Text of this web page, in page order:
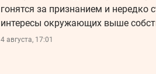
гонятся за признанием и нередко
интересы окружающих выше
4 августа, 17:01